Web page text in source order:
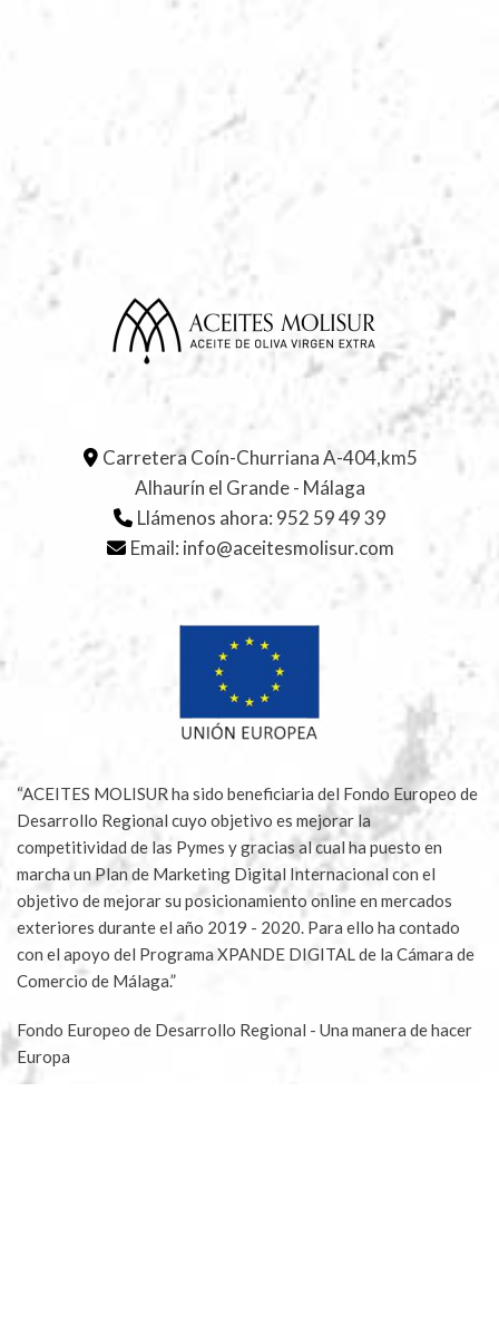
Carretera Coín-Churriana A-404,km5
Alhaurín el Grande - Málaga
Llámenos ahora: 952 59 49 39
Email: info@aceitesmolisur.com
“ACEITES MOLISUR ha sido beneficiaria del Fondo Europeo de
Desarrollo Regional cuyo objetivo es mejorar la
competitividad de las Pymes y gracias al cual ha puesto en
marcha un Plan de Marketing Digital Internacional con el
objetivo de mejorar su posicionamiento online en mercados
exteriores durante el año 2019 - 2020. Para ello ha contado
con el apoyo del Programa XPANDE DIGITAL de la Cámara de
Comercio de Málaga.”
Fondo Europeo de Desarrollo Regional - Una manera de hacer
Europa